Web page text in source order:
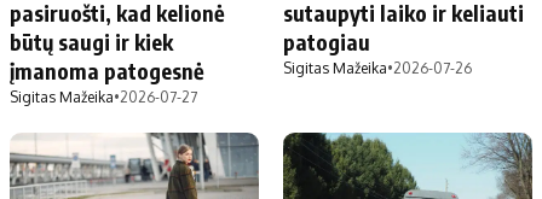
pasiruošti, kad kelionė
būtų saugi ir kiek
įmanoma patogesnė
Sigitas Mažeika•2026-07-27
sutaupyti laiko ir keliauti
patogiau
Sigitas Mažeika•2026-07-26